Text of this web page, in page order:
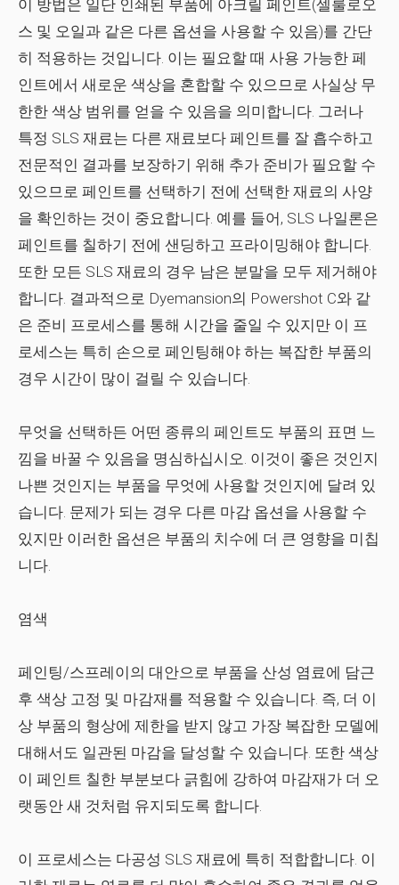
이 방법은 일단 인쇄된 부품에 아크릴 페인트(셀룰로오
스 및 오일과 같은 다른 옵션을 사용할 수 있음)를 간단
히 적용하는 것입니다. 이는 필요할 때 사용 가능한 페
인트에서 새로운 색상을 혼합할 수 있으므로 사실상 무
한한 색상 범위를 얻을 수 있음을 의미합니다. 그러나
특정 SLS 재료는 다른 재료보다 페인트를 잘 흡수하고
전문적인 결과를 보장하기 위해 추가 준비가 필요할 수
있으므로 페인트를 선택하기 전에 선택한 재료의 사양
을 확인하는 것이 중요합니다. 예를 들어, SLS 나일론은
페인트를 칠하기 전에 샌딩하고 프라이밍해야 합니다.
또한 모든 SLS 재료의 경우 남은 분말을 모두 제거해야
합니다. 결과적으로 Dyemansion의 Powershot C와 같
은 준비 프로세스를 통해 시간을 줄일 수 있지만 이 프
로세스는 특히 손으로 페인팅해야 하는 복잡한 부품의
경우 시간이 많이 걸릴 수 있습니다.
무엇을 선택하든 어떤 종류의 페인트도 부품의 표면 느
낌을 바꿀 수 있음을 명심하십시오. 이것이 좋은 것인지
나쁜 것인지는 부품을 무엇에 사용할 것인지에 달려 있
습니다. 문제가 되는 경우 다른 마감 옵션을 사용할 수
있지만 이러한 옵션은 부품의 치수에 더 큰 영향을 미칩
니다.
염색
페인팅/스프레이의 대안으로 부품을 산성 염료에 담근
후 색상 고정 및 마감재를 적용할 수 있습니다. 즉, 더 이
상 부품의 형상에 제한을 받지 않고 가장 복잡한 모델에
대해서도 일관된 마감을 달성할 수 있습니다. 또한 색상
이 페인트 칠한 부분보다 긁힘에 강하여 마감재가 더 오
랫동안 새 것처럼 유지되도록 합니다.
이 프로세스는 다공성 SLS 재료에 특히 적합합니다. 이